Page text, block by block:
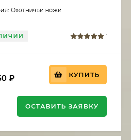
Охотничьи ножи
1
₽ КУПИТЬ
ОСТАВИТЬ ЗАЯВКУ